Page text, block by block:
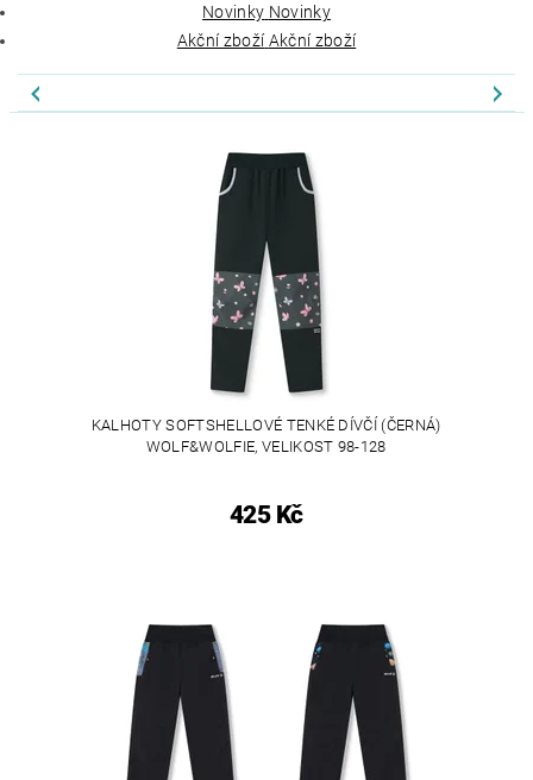
Novinky Novinky
Akční zboží Akční zboží
KALHOTY SOFTSHELLOVÉ TENKÉ DÍVČÍ (ČERNÁ)
WOLF&WOLFIE, VELIKOST 98-128
425 Kč